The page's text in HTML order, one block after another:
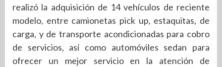
realizó la adquisición de 14 vehículos de reciente
modelo, entre camionetas pick up, estaquitas, de
carga, y de transporte acondicionadas para cobro
de servicios, así como automóviles sedan para
ofrecer un mejor servicio en la atención de